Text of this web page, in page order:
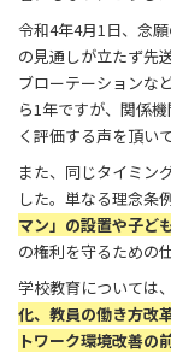
令和4年4月1日、念
の見通しが立たず先
ブローテーションな
ら1年ですが、関係
く評価する声を頂い
また、同じタイミン
した。単なる理念条
マン」の設置や子ど
の権利を守るための
学校教育については
化、教員の働き方改
トワーク環境改善の